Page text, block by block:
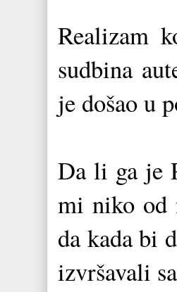
Realizam
sudbina
je došao u
Da li ga je
mi niko od
da kada bi
izvršavali